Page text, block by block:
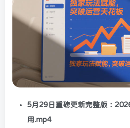
5月29日重磅更新完整版：
用.mp4